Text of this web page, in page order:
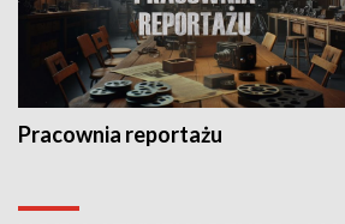
Pracownia reportażu